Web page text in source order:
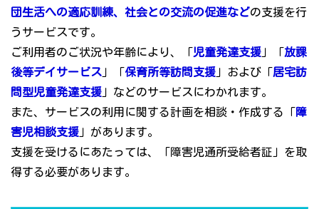
団生活への適応訓練、社会との交流の促進などの支援を行
うサービスです。
ご利用者のご状況や年齢により、「児童発達支援 」「放課
後等デイサービス 」「保育所等訪問支援 」および「居宅訪
問型児童発達支援 」などのサービスにわかれます。
また、サービスの利用に関する計画を相談・作成する「障
害児相談支援 」があります。
支援を受けるにあたっては、「障害児通所受給者証」を取
得する必要があります。